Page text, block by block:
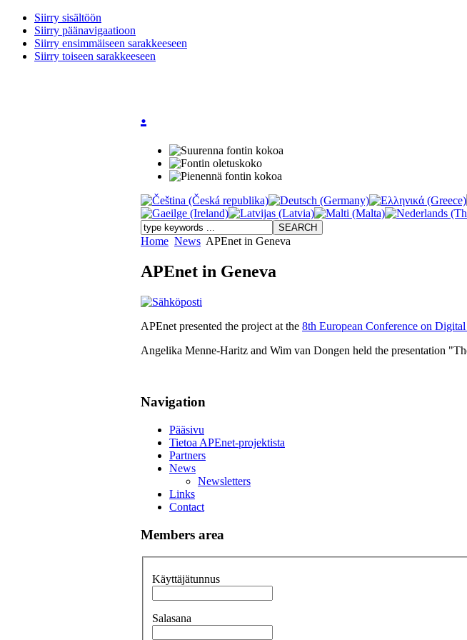
Siirry sisältöön
Siirry päänavigaatioon
Siirry ensimmäiseen sarakkeeseen
Siirry toiseen sarakkeeseen
.
Home News APEnet in Geneva
APEnet in Geneva
APEnet presented the project at the 8th European Conference on
Angelika Menne-Haritz and Wim van Dongen held the presentation
Navigation
Pääsivu
Tietoa APEnet-projektista
Partners
News
Newsletters
Links
Contact
Members area
Käyttäjätunnus
Salasana